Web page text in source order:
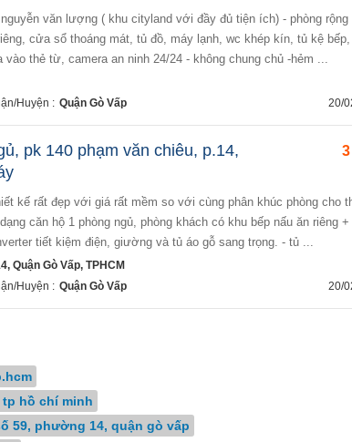
văn lượng ( khu cityland với đầy đủ tiện ích) - phòng rộng
cửa sổ thoáng mát, tủ đồ, máy lạnh, wc khép kín, tủ kệ
thẻ từ, camera an ninh 24/24 - không chung chủ -hẻm ...
Huyện : Quận Gò Vấp 20/
pk 140 phạm văn chiêu, p.14,
căn hộ 1 phòng ngủ, phòng khách có khu bếp nấu ăn riêng +
tiết kiệm điện, giường và tủ áo gỗ sang trọng. - tủ ...
Quận Gò Vấp, TPHCM
Huyện : Quận Gò Vấp 20/
hồ chí minh
59, phường 14, quận gò vấp